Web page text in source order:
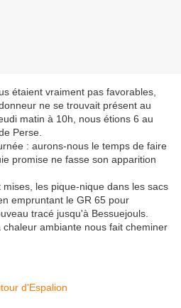
étaient vraiment pas favorables,
ne se trouvait présent au
matin à 10h, nous étions 6 au
Perse.
: aurons-nous le temps de faire
promise ne fasse son apparition
les pique-nique dans les sacs
empruntant le GR 65 pour
tracé jusqu'à Bessuejouls.
ambiante nous fait cheminer